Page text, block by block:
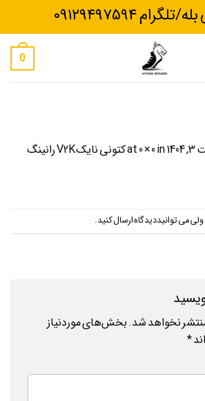
09129497594
0
0 × 0in کتونی نایک V2K رانینگ
می توانیددیدگاه ارسال کنید.
نخواهد شد.بخش‌های موردنیاز
*